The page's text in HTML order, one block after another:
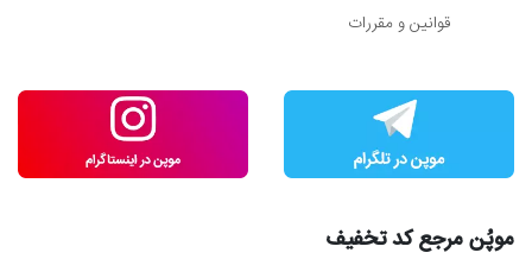
قوانین و مقررات
موپُن مرجع کد تخفیف